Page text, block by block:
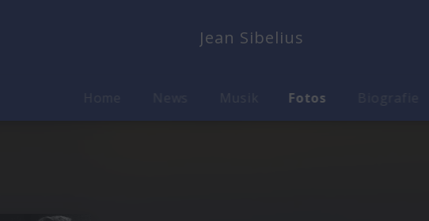
Jean Sibelius
Musik Fotos Biografie